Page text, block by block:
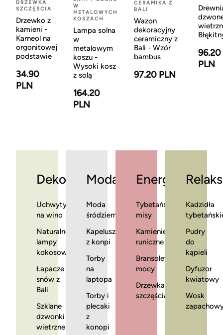
DRZEWKA
SZCZĘŚCIA
Drzewko z
kamieni -
Karneol na
orgonitowej
podstawie
34.90
PLN
W
METALOWYCH
KOSZACH
Lampa solna
w
metalowym
koszu -
Wysoki kosz
z solą
164.20
PLN
CERAMIKA Z
BALI
Wazon
dekoracyjny
ceramiczny z
Bali - Wzór
bambus
97.20 PLN
96.20
PLN
Dekoracje
Uchwyty
na wino
Naturalne
lampy
kokosowe
Łapacze
snów z
Bali
Szklane
dzwonki
wietrzne
Moda
Moda
śródziemnomorska
Kapelusze
z konpi
Torby
na
laptopa
Torby i
plecaki
z
konopi
Energia
Tybetańskie
misy
Kamienie
runiczne
Bransoletki
mocy
Drzewka
szczęścia
Relaks
Kadzidła
Pudry
do
kąpieli
Dyfuzor
kwiatowy
Wosk